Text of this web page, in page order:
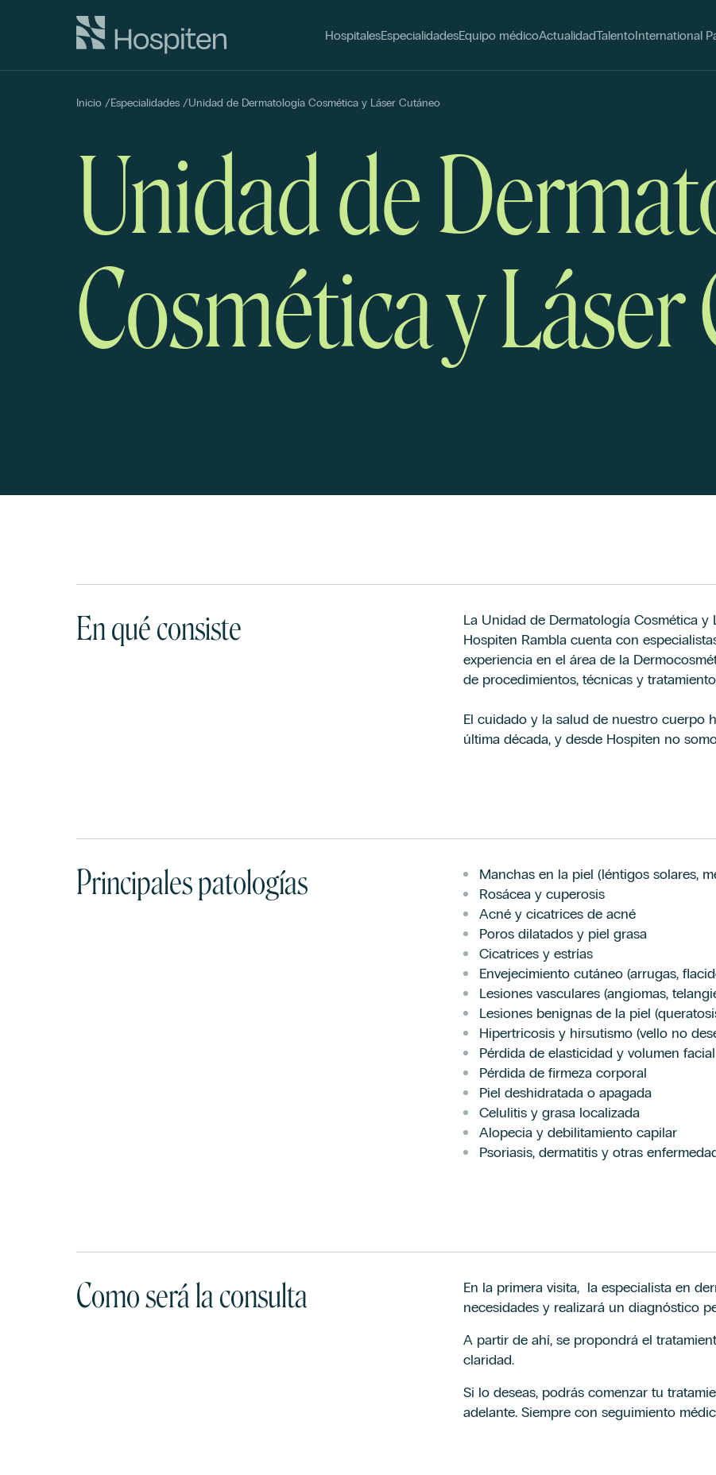
HospitalesEspecialidadesEquipo médicoActualidadTalentoInternational
Inicio /Especialidades /Unidad de Dermatología Cosmética y Láser Cutáneo
Unidad de
Cosmética y
En qué consiste
La Unidad de Dermatología Cosmética
Hospiten Rambla cuenta con
experiencia en el área de la
de procedimientos, técnicas y
El cuidado y la salud de nuestro cuerpo
última década, y desde Hospiten no
Principales patologías
Manchas en la piel (léntigos solares,
Rosácea y cuperosis
Acné y cicatrices de acné
Poros dilatados y piel grasa
Cicatrices y estrías
Envejecimiento cutáneo (arrugas,
Lesiones vasculares (angiomas,
Lesiones benignas de la piel
Hipertricosis y hirsutismo (vello no
Pérdida de elasticidad y volumen facial
Pérdida de firmeza corporal
Piel deshidratada o apagada
Celulitis y grasa localizada
Alopecia y debilitamiento capilar
Psoriasis, dermatitis y otras
Como será la consulta
En la primera visita, la especialista en
necesidades y realizará un diagnóstico
A partir de ahí, se propondrá el
claridad.
Si lo deseas, podrás comenzar tu
adelante. Siempre con seguimiento